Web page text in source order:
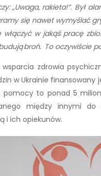
„Uwaga, rakieta!”. Był
się nawet wymyślać
w jakąś pracę
broń. To oczywiście
zdrowia
w Ukrainie
to ponad 5
między innymi
i ich opiekunów.